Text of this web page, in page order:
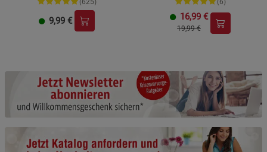
(625)
9,99 €
(6)
16,99 €
19,99 €